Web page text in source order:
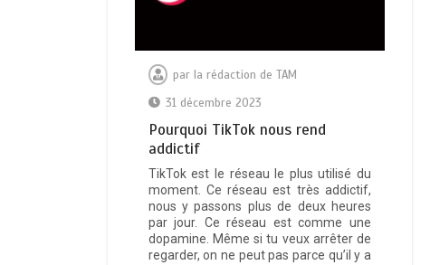
par la rédaction de TAM
31 décembre 2023
Pourquoi TikTok nous rend
addictif
TikTok est le réseau le plus utilisé du
moment. Ce réseau est très addictif,
nous y passons plus de deux heures
par jour. Ce réseau est comme une
dopamine. Même si tu veux arrêter de
regarder, on ne peut pas parce qu’il y a